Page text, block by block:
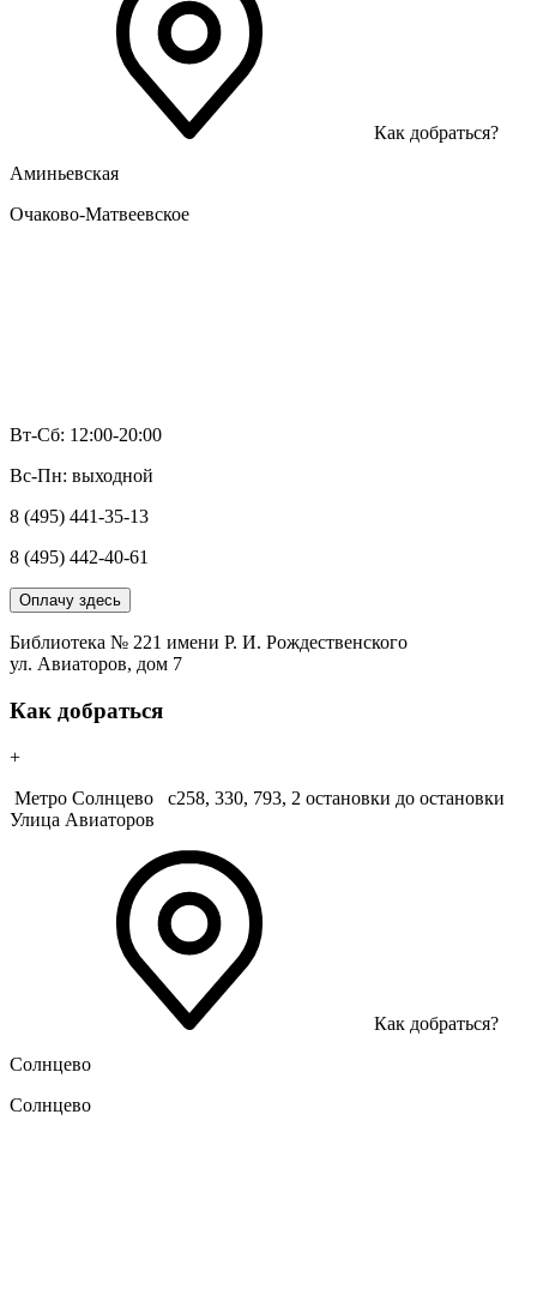
Как добраться?
Аминьевская
Очаково-Матвеевское
Вт-Сб: 12:00-20:00
Вс-Пн: выходной
8 (495) 441-35-13
8 (495) 442-40-61
Оплачу здесь
Библиотека № 221 имени Р. И. Рождественского
ул. Авиаторов, дом 7
Как добраться
+
Метро Солнцево
с258, 330, 793, 2 остановки до остановки
Улица Авиаторов
Как добраться?
Солнцево
Солнцево